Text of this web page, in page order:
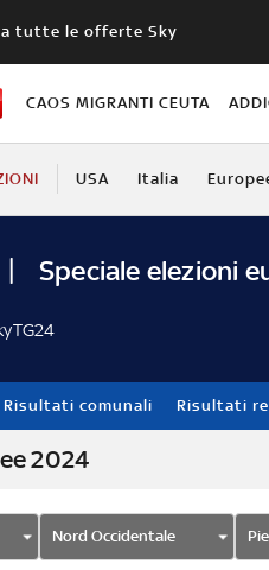
tutte le offerte Sky
CAOS MIGRANTI CEUTA
USA Italia
Speciale elezioni
Risultati comunali Risultati
2024
Nord Occidentale